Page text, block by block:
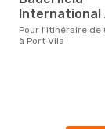
International
Pour l'itinéraire de Queenstown
à Port Vila